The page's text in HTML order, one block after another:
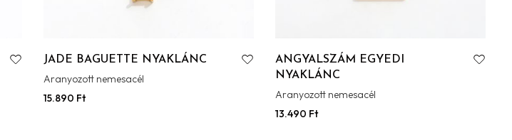
JADE BAGUETTE NYAKLÁNC
Aranyozott nemesacél
15.890 Ft
ANGYALSZÁM EGYEDI
NYAKLÁNC
Aranyozott nemesacél
13.490 Ft